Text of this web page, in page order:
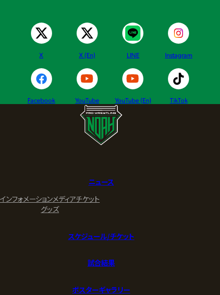
X X (En) LINE Instagram
Facebook YouTube YouTube (En) TikTok
ニュース
インフォメーションメディアチケット
グッズ
スケジュール/チケット
試合結果
ポスターギャラリー